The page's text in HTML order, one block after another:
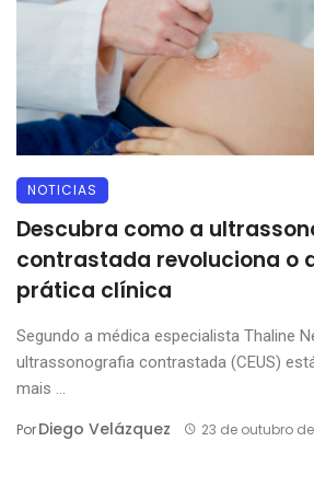
NOTICIAS
Descubra como a
contrastada revoluciona o
prática clínica
Segundo a médica especialista Thaline
ultrassonografia contrastada (CEUS)
mais ...
PorDiego Velázquez 23 de outubro